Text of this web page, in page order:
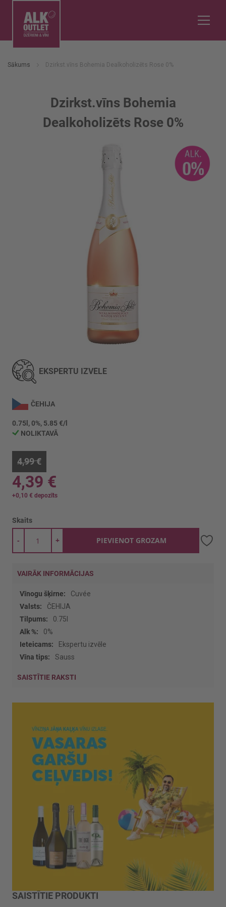
Sākums Dzirkst.vīns Bohemia Dealkoholizēts Rose 0%
Dzirkst.vīns Bohemia
Dealkoholizēts Rose 0%
uz
galerijas
sākumu
EKSPERTU IZVĒLE
ČEHIJA
0.75l, 0%, 5.85 €/l
NOLIKTAVĀ
4,99 €
4,39 €
+0,10 € depozīts
Skaits
+
- PIEVIENOT GROZAM
VAIRĀK INFORMĀCIJAS
Vairāk
informācijas
Cuvée
ČEHIJA
0.75l
0%
Ekspertu izvēle
Sauss
SAISTĪTIE RAKSTI
SAISTĪTIE PRODUKTI